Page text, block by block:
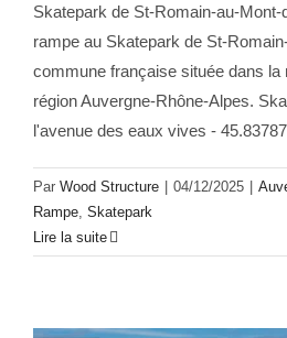
Skatepark de St-Romain-au-
rampe au Skatepark de St-
commune française située dans la
région Auvergne-Rhône-Alpes.
l'avenue des eaux vives -
Par Wood Structure | 04/12/2025 |
Rampe Skatepark
Lire la suite